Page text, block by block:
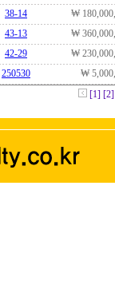
38-14
₩
43-13
₩
42-29
₩
250530
₩
[1] [2]